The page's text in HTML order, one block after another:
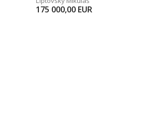
175 000,00 EUR